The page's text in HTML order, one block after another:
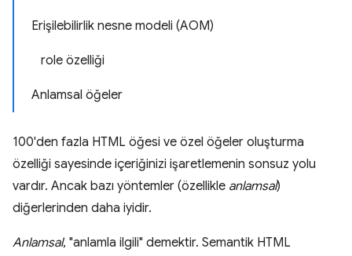
Erişilebilirlik nesne modeli (AOM)
role özelliği
Anlamsal öğeler
100'den fazla HTML öğesi ve özel öğeler oluşturma
özelliği sayesinde içeriğinizi işaretlemenin sonsuz yolu
vardır. Ancak bazı yöntemler (özellikle anlamsal)
diğerlerinden daha iyidir.
Anlamsal, "anlamla ilgili" demektir. Semantik HTML